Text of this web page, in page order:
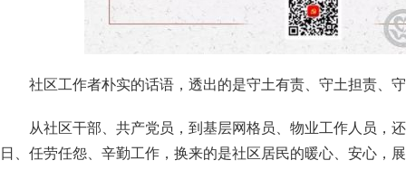
社区工作者朴实的话语，透出的是守土有责、守土担责、
从社区干部、共产党员，到基层网格员、物业工作人员，
日、任劳任怨、辛勤工作，换来的是社区居民的暖心、安心，